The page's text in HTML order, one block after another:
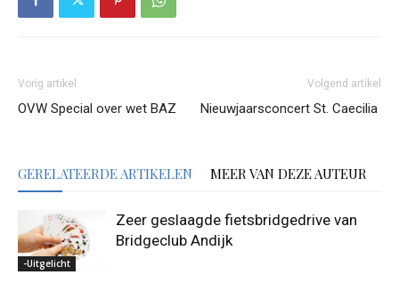
Vorig artikel
OVW Special over wet BAZ
Volgend artikel
Nieuwjaarsconcert St. Caecilia
GERELATEERDE ARTIKELEN MEER VAN DEZE AUTEUR
-Uitgelicht
Zeer geslaagde fietsbridgedrive van
Bridgeclub Andijk